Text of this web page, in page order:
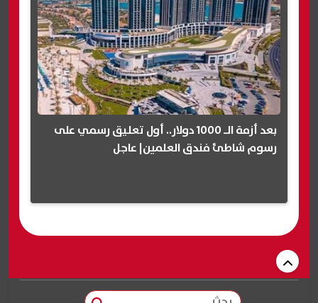
بعد أزمة الـ 1000 دولار.. أول تعليق رسمي على
رسوم شاطئ فندق العلمين| عاجل